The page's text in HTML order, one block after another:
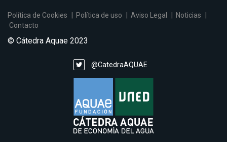
Política de Cookies Política de uso Aviso Legal
Noticias
Contacto
© Cátedra Aquae 2023
@CatedraAQUAE